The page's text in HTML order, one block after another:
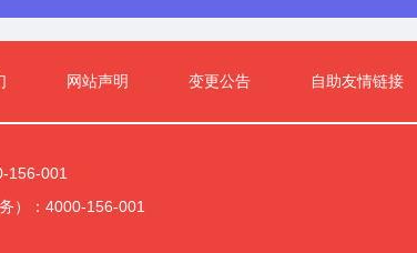
记住我
网站声明 变更公告 自助友情链接
156-001
）：4000-156-001